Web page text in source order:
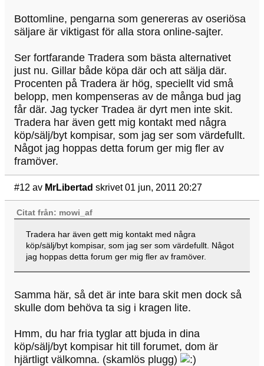
Bottomline, pengarna som genereras av oseriösa
säljare är viktigast för alla stora online-sajter.
Ser fortfarande Tradera som bästa alternativet
just nu. Gillar både köpa där och att sälja där.
Procenten på Tradera är hög, speciellt vid små
belopp, men kompenseras av de många bud jag
får där. Jag tycker Tradea är dyrt men inte skit.
Tradera har även gett mig kontakt med några
köp/sälj/byt kompisar, som jag ser som värdefullt.
Något jag hoppas detta forum ger mig fler av
framöver.
#12 av MrLibertad skrivet 01 jun, 2011 20:27
Citat från: mowi_af
Tradera har även gett mig kontakt med några
köp/sälj/byt kompisar, som jag ser som värdefullt. Något
jag hoppas detta forum ger mig fler av framöver.
Samma här, så det är inte bara skit men dock så
skulle dom behöva ta sig i kragen lite.
Hmm, du har fria tyglar att bjuda in dina
köp/sälj/byt kompisar hit till forumet, dom är
hjärtligt välkomna. (skamlös plugg)